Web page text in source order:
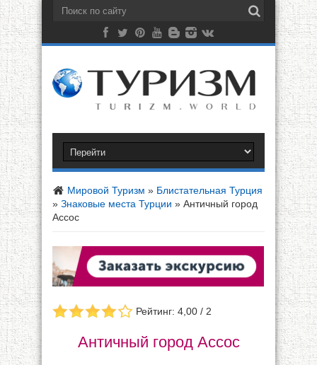
Мировой Туризм » Блистательная Турция
» Знаковые места Турции » Античный город
Ассос
Рейтинг: 4,00 / 2
Античный город Ассос